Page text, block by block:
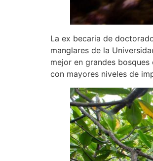
La ex becaria de
manglares de la
mejor en grandes
con mayores niveles de